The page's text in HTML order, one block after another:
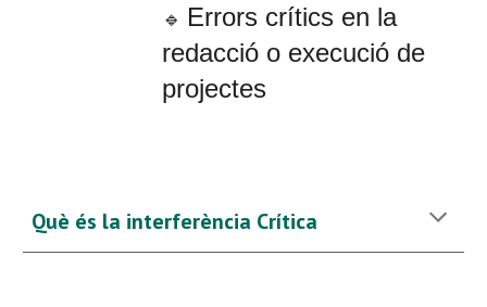
🔹 Errors crítics en la
redacció o execució de
projectes
Què és la interferència Crítica